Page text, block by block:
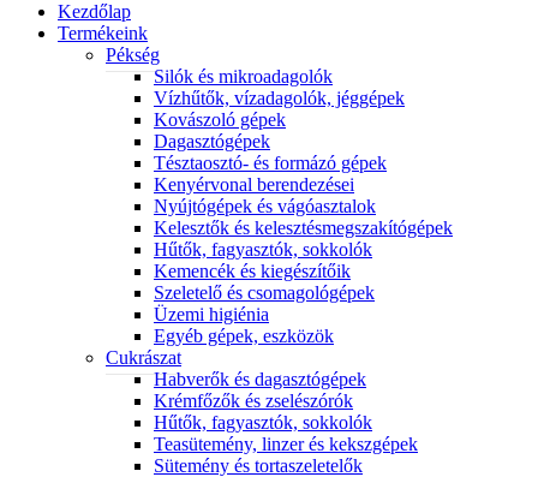
Kezdőlap
Termékeink
Pékség
Silók és mikroadagolók
Vízhűtők, vízadagolók, jéggépek
Kovászoló gépek
Dagasztógépek
Tésztaosztó- és formázó gépek
Kenyérvonal berendezései
Nyújtógépek és vágóasztalok
Kelesztők és kelesztésmegszakítógépek
Hűtők, fagyasztók, sokkolók
Kemencék és kiegészítőik
Szeletelő és csomagológépek
Üzemi higiénia
Egyéb gépek, eszközök
Cukrászat
Habverők és dagasztógépek
Krémfőzők és zselészórók
Hűtők, fagyasztók, sokkolók
Teasütemény, linzer és kekszgépek
Sütemény és tortaszeletelők